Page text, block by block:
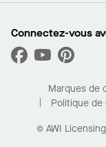
Quelles sont mes
Capacités sur mesure
Performance
Trouver un distributeur
Trouver un distributeur
Pour la maison
Connectez-vous
Marques de
Politique de
© AWI